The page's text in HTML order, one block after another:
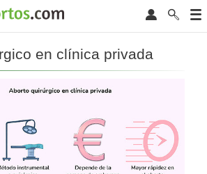
en clínica privada